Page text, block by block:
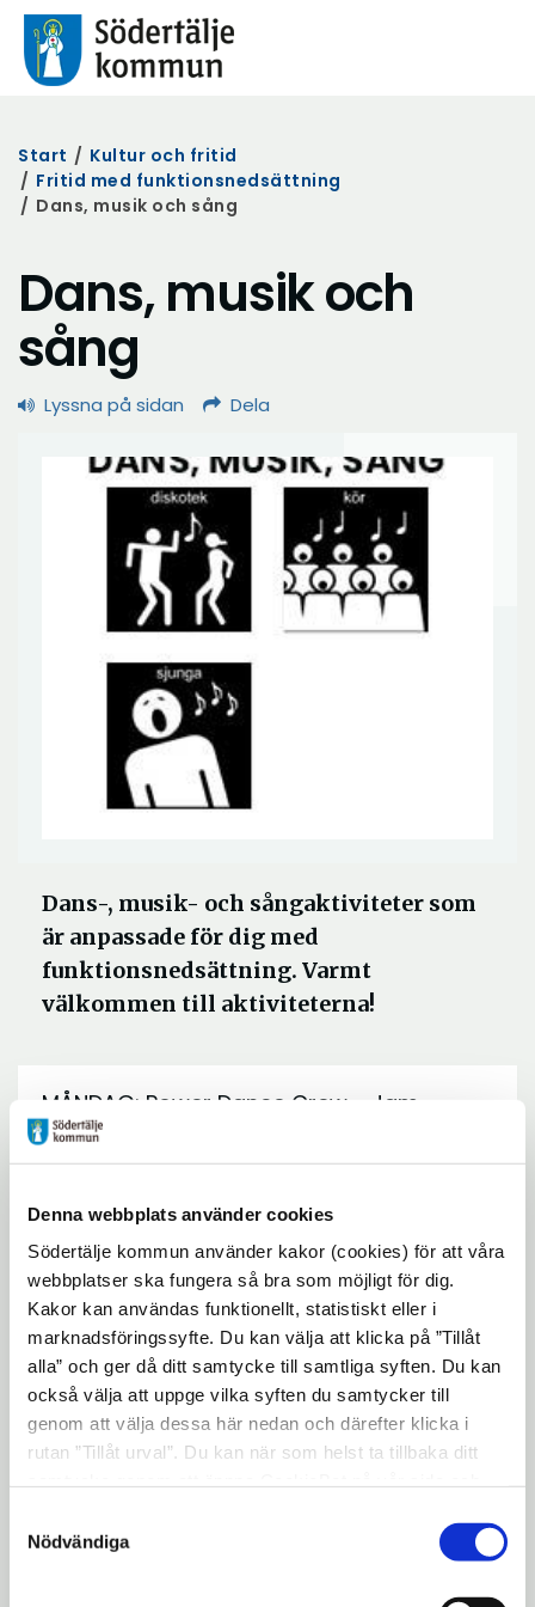
Denna webbplats använder cookies
Södertälje kommun använder kakor (cookies) för att våra
webbplatser ska fungera så bra som möjligt för dig.
Kakor kan användas funktionellt, statistiskt eller i
marknadsföringssyfte. Du kan välja att klicka på ”Tillåt
alla” och ger då ditt samtycke till samtliga syften. Du kan
också välja att uppge vilka syften du samtycker till
genom att välja dessa här nedan och därefter klicka i
rutan ”Tillåt urval”. Du kan när som helst ta tillbaka ditt
"Visa detaljer" kan du läsa om hur kakorna används och
hur vi och våra leverantörer inhämtar och behandlar
Nödvändiga
Start / Kultur och fritid
/ Fritid med funktionsnedsättning
/ Dans, musik och sång
Dans, musik och
sång
Lyssna på sidan Dela
Dans-, musik- och sångaktiviteter som
är anpassade för dig med
funktionsnedsättning. Varmt
välkommen till aktiviteterna!
MÅNDAG: Power Dance Crew - Jam
TORSDAG jämna veckor: Angels i Lina
kyrka
FREDAG: Disco i Allaktivitetshuset
FREDAG: Dans på Trombon
expand_more